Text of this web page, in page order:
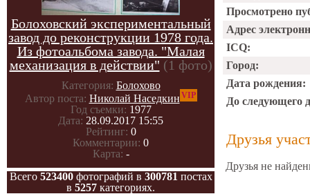
Болоховский экспериментальный
завод до реконструкции 1978 года.
Из фотоальбома завода. "Малая
механизация в действии" (1 фото)
Категория: Болохово
Автор поста: Николай Наседкин VIP
Год съемки: 1977
Дата: 28.09.2017 15:55
Рейтинг: 0
Комментарии: 0
Карта: -
Всего 523400фотографий в 300781 постах
в 5257 категориях.
Просмотрено
Адрес
ICQ:
Город:
Дата рождения:
До следующего
Друзья
Друзья не